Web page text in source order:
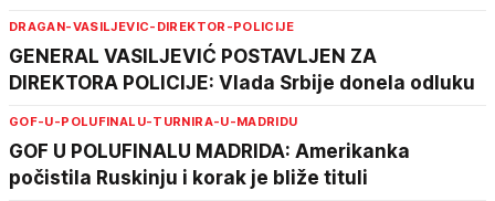
DRAGAN-VASILJEVIC-DIREKTOR-POLICIJE
GENERAL VASILJEVIĆ POSTAVLJEN ZA
DIREKTORA POLICIJE: Vlada Srbije donela odluku
GOF-U-POLUFINALU-TURNIRA-U-MADRIDU
GOF U POLUFINALU MADRIDA: Amerikanka
počistila Ruskinju i korak je bliže tituli